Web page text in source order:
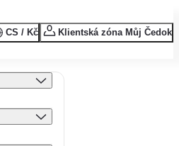
CS / Kč Klientská zóna Můj Čedok